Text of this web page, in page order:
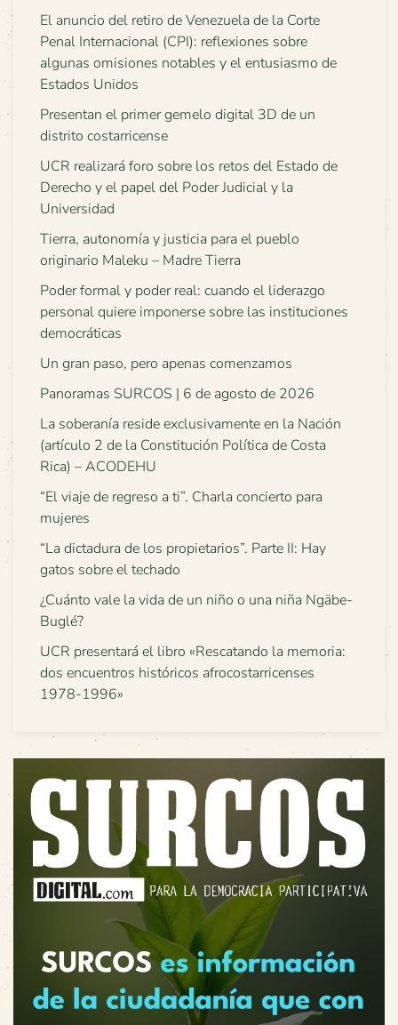
El anuncio del retiro de Venezuela de la Corte
Penal Internacional (CPI): reflexiones sobre
algunas omisiones notables y el entusiasmo de
Estados Unidos
Presentan el primer gemelo digital 3D de un
distrito costarricense
UCR realizará foro sobre los retos del Estado de
Derecho y el papel del Poder Judicial y la
Universidad
Tierra, autonomía y justicia para el pueblo
originario Maleku – Madre Tierra
Poder formal y poder real: cuando el liderazgo
personal quiere imponerse sobre las instituciones
democráticas
Un gran paso, pero apenas comenzamos
Panoramas SURCOS | 6 de agosto de 2026
La soberanía reside exclusivamente en la Nación
(artículo 2 de la Constitución Política de Costa
Rica) – ACODEHU
“El viaje de regreso a ti”. Charla concierto para
mujeres
“La dictadura de los propietarios”. Parte II: Hay
gatos sobre el techado
¿Cuánto vale la vida de un niño o una niña Ngäbe-
Buglé?
UCR presentará el libro «Rescatando la memoria:
dos encuentros históricos afrocostarricenses
1978-1996»